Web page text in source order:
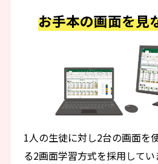
お手本の画面を見
1人の生徒に対し2台の画面を
る2画面学習方式を採用して